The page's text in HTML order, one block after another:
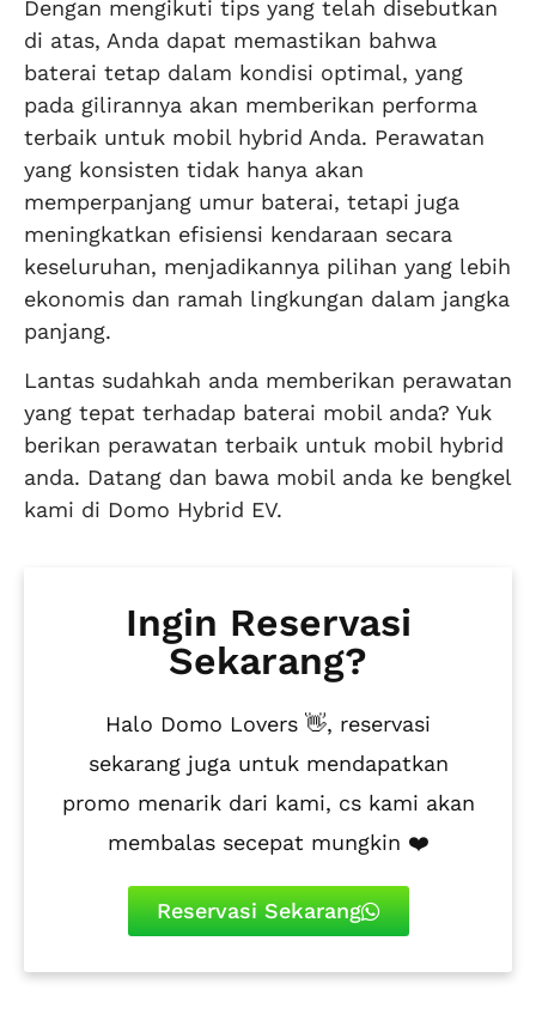
Dengan mengikuti tips yang telah disebutkan
di atas, Anda dapat memastikan bahwa
baterai tetap dalam kondisi optimal, yang
pada gilirannya akan memberikan performa
terbaik untuk mobil hybrid Anda. Perawatan
yang konsisten tidak hanya akan
memperpanjang umur baterai, tetapi juga
meningkatkan efisiensi kendaraan secara
keseluruhan, menjadikannya pilihan yang lebih
ekonomis dan ramah lingkungan dalam jangka
panjang.
Lantas sudahkah anda memberikan perawatan
yang tepat terhadap baterai mobil anda? Yuk
berikan perawatan terbaik untuk mobil hybrid
anda. Datang dan bawa mobil anda ke bengkel
kami di Domo Hybrid EV.
Ingin Reservasi
Sekarang?
Halo Domo Lovers 👋, reservasi
sekarang juga untuk mendapatkan
promo menarik dari kami, cs kami akan
membalas secepat mungkin ❤️
Reservasi Sekarang